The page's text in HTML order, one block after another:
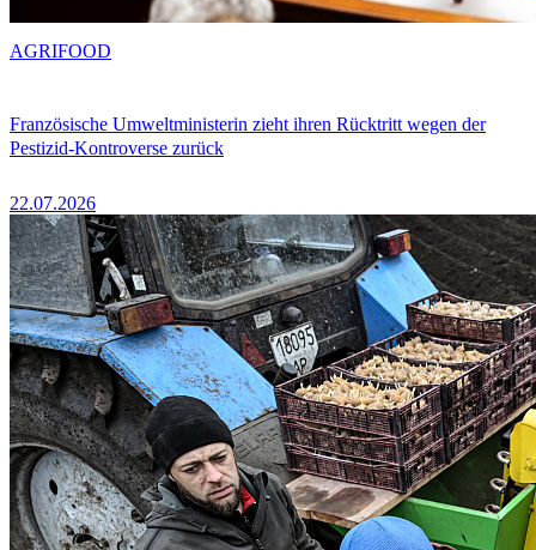
Französische Umweltministerin zieht ihren Rücktritt wegen der
Pestizid-Kontroverse zurück
22.07.2026
AGRIFOOD